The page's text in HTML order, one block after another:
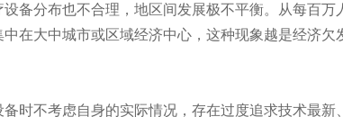
备分布也不合理，地区间发展极不平衡。从每百万
在大中城市或区域经济中心，这种现象越是经济欠
不考虑自身的实际情况，存在过度追求技术最新